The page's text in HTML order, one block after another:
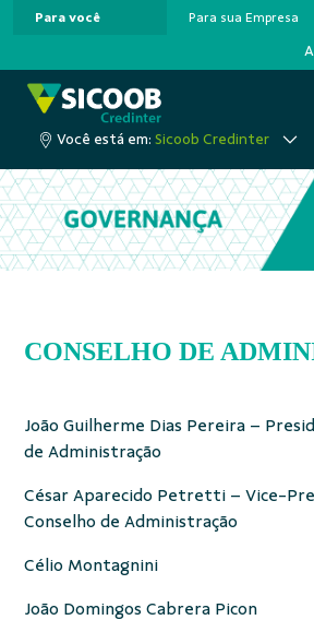
Pular para o Conteúdo principal
Para você Para sua Empresa
Você está em: Sicoob Credinter
CONSELHO DE
João Guilherme Dias Pereira –
de Administração
César Aparecido Petretti – Vice-
Conselho de Administração
Célio Montagnini
João Domingos Cabrera Picon